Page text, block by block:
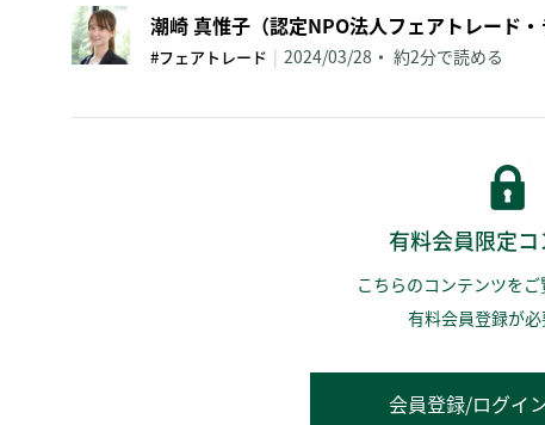
#フェアトレード | 2024/03/28 約2分で読める
有料会員限定
こちらのコンテンツを
有料会員登録が必
会員登録/ログイ